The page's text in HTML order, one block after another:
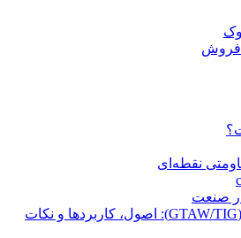
فروش
نقطه‌ای
صنعت
جوش آرگون (GTAW/TIG): اصول، کاربردها و نکات